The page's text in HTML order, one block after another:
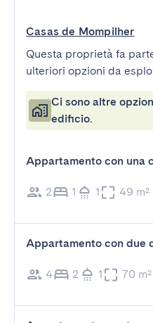
Casas de Mompilher
Questa proprietà fa
ulteriori opzioni da
Ci sono altre
edificio.
Appartamento con una
2 1 1 49 m²
Appartamento con due
4 2 1 70 m²